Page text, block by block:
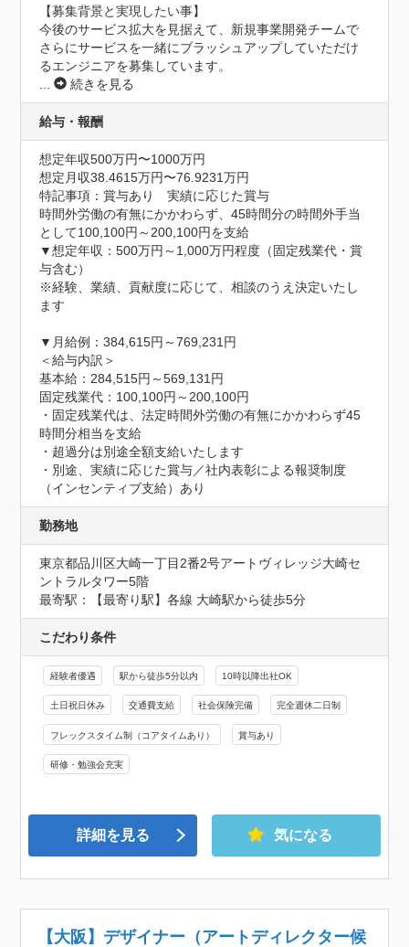
【募集背景と実現したい事】
今後のサービス拡大を見据えて、新規事業開発チームで
さらにサービスを一緒にブラッシュアップしていただけ
...
続きを見る
給与・報酬
想定年収500万円〜1000万円
想定月収38.4615万円〜76.9231万円
特記事項：賞与あり　実績に応じた賞与
時間外労働の有無にかかわらず、45時間分の時間外手当
として100,100円～200,100円を支給
▼想定年収：500万円～1,000万円程度（固定残業代・賞
与含む）
※経験、業績、貢献度に応じて、相談のうえ決定いたし
ます
▼月給例：384,615円～769,231円
＜給与内訳＞
基本給：284,515円～569,131円
固定残業代：100,100円～200,100円
・固定残業代は、法定時間外労働の有無にかかわらず45
時間分相当を支給
・超過分は別途全額支給いたします
・別途、実績に応じた賞与／社内表彰による報奨制度
（インセンティブ支給）あり
勤務地
東京都品川区大崎一丁目2番2号アートヴィレッジ大崎セ
ントラルタワー5階
最寄駅：【最寄り駅】各線 大崎駅から徒歩5分
こだわり条件
経験者優遇 駅から徒歩5分以内 10時以降出社OK
土日祝日休み 交通費支給 社会保険完備 完全週休二日制
フレックスタイム制（コアタイムあり） 賞与あり
研修・勉強会充実
詳細を見る 気になる
【大阪】デザイナー（アートディレクター候